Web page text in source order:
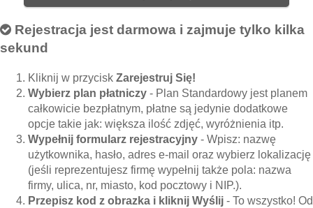
Rejestracja jest darmowa i zajmuje tylko kilka
sekund
Kliknij w przycisk Zarejestruj Się!
Wybierz plan płatniczy - Plan Standardowy jest planem
całkowicie bezpłatnym, płatne są jedynie dodatkowe
opcje takie jak: większa ilość zdjęć, wyróżnienia itp.
Wypełnij formularz rejestracyjny - Wpisz: nazwę
użytkownika, hasło, adres e-mail oraz wybierz lokalizację
(jeśli reprezentujesz firmę wypełnij także pola: nazwa
firmy, ulica, nr, miasto, kod pocztowy i NIP.).
Przepisz kod z obrazka i kliknij Wyślij - To wszystko! Od